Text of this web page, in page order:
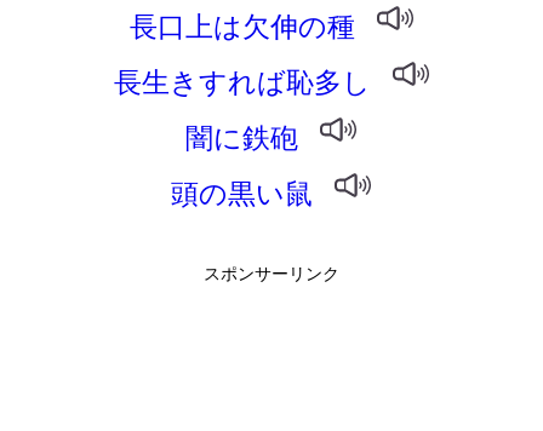
長口上は欠伸の種
長生きすれば恥多し
闇に鉄砲
頭の黒い鼠
スポンサーリンク